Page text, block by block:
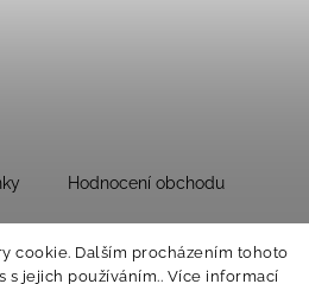
cookie. Dalším procházením tohoto
s jejich používáním.. Více informací
Hodnocení obchodu